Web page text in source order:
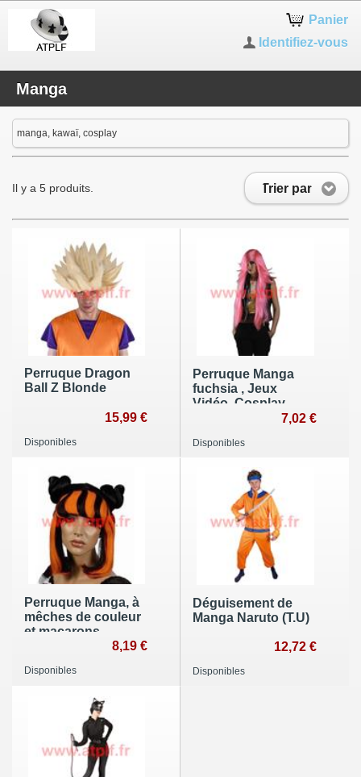
Panier
Identifiez-vous
Manga
manga, kawaï, cosplay
Trier par
Il y a 5 produits.
Perruque Dragon
Ball Z Blonde
15,99 €
Disponibles
Perruque Manga
fuchsia , Jeux
Vidéo, Cosplay,
7,02 €
Disponibles
Perruque Manga, à
mêches de couleur
et macarons
8,19 €
Disponibles
Déguisement de
Manga Naruto (T.U)
12,72 €
Disponibles